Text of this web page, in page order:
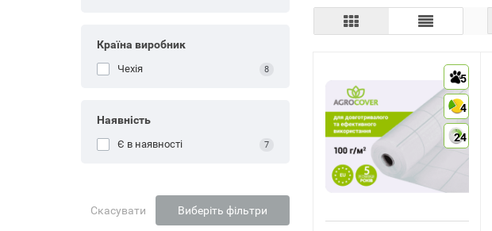
Країна виробник
Чехія 8
Наявність
Є в наявності 7
Скасувати Виберіть фільтри
5
4
24